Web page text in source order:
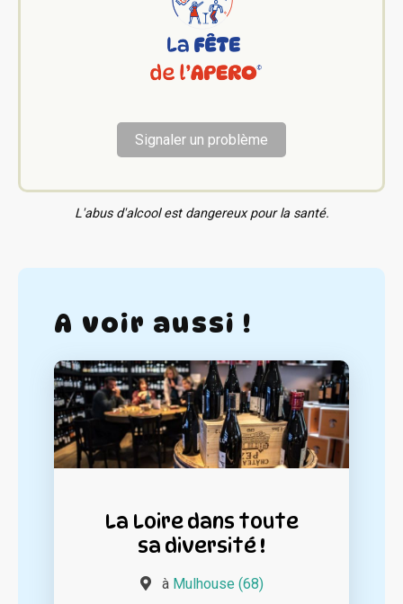
Signaler un problème
L'abus d'alcool est dangereux pour la santé.
A voir aussi !
La Loire dans toute
sa diversité !
à Mulhouse (68)